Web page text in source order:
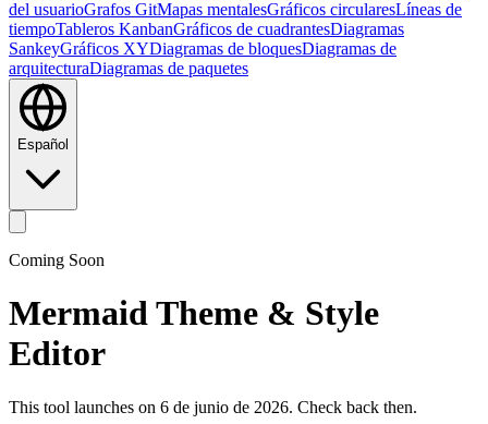
del usuarioGrafos GitMapas mentalesGráficos circularesLíneas de
tiempoTableros KanbanGráficos de cuadrantesDiagramas
SankeyGráficos XYDiagramas de bloquesDiagramas de
arquitecturaDiagramas de paquetes
Español
Coming Soon
Mermaid Theme & Style
Editor
This tool launches on 6 de junio de 2026. Check back then.